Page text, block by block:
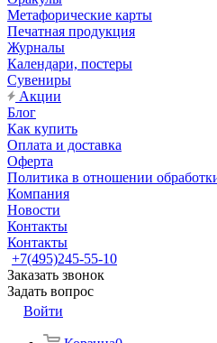
Метафорические карты
Печатная продукция
Журналы
Календари, постеры
Сувениры
Акции
Блог
Как купить
Оплата и доставка
Оферта
Политика в отношении
Компания
Новости
Контакты
Контакты
+7(495)245-55-10
Заказать звонок
Задать вопрос
Войти